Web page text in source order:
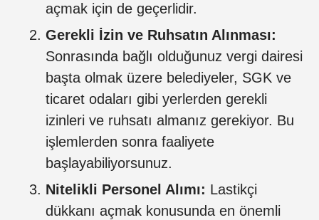
açmak için de geçerlidir.
Gerekli İzin ve Ruhsatın Alınması:
Sonrasında bağlı olduğunuz vergi dairesi
başta olmak üzere belediyeler, SGK ve
ticaret odaları gibi yerlerden gerekli
izinleri ve ruhsatı almanız gerekiyor. Bu
işlemlerden sonra faaliyete
başlayabiliyorsunuz.
Nitelikli Personel Alımı: Lastikçi
dükkanı açmak konusunda en önemli